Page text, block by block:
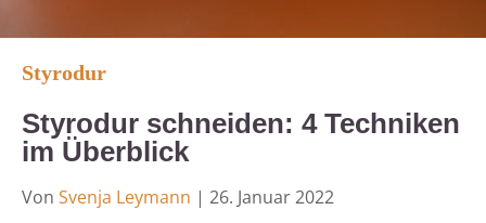
Styrodur
Styrodur schneiden: 4 Techniken
im Überblick
Von Svenja Leymann | 26. Januar 2022